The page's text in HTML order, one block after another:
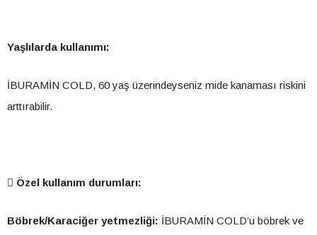
Yaşlılarda kullanımı:
İBURAMİN COLD, 60 yaş üzerindeyseniz mide kanaması riskini
arttırabilir.
 Özel kullanım durumları:
Böbrek/Karaciğer yetmezliği: İBURAMİN COLD’u böbrek ve